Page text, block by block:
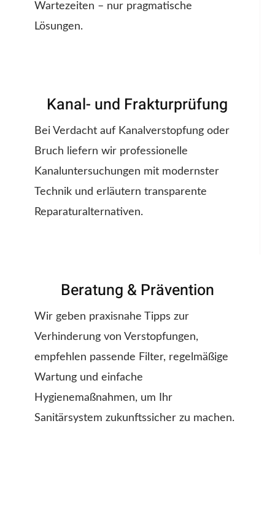
Wartezeiten – nur pragmatische
Lösungen.
Kanal- und Frakturprüfung
Bei Verdacht auf Kanalverstopfung oder
Bruch liefern wir professionelle
Kanaluntersuchungen mit modernster
Technik und erläutern transparente
Reparaturalternativen.
Beratung & Prävention
Wir geben praxisnahe Tipps zur
Verhinderung von Verstopfungen,
empfehlen passende Filter, regelmäßige
Wartung und einfache
Hygienemaßnahmen, um Ihr
Sanitärsystem zukunftssicher zu machen.